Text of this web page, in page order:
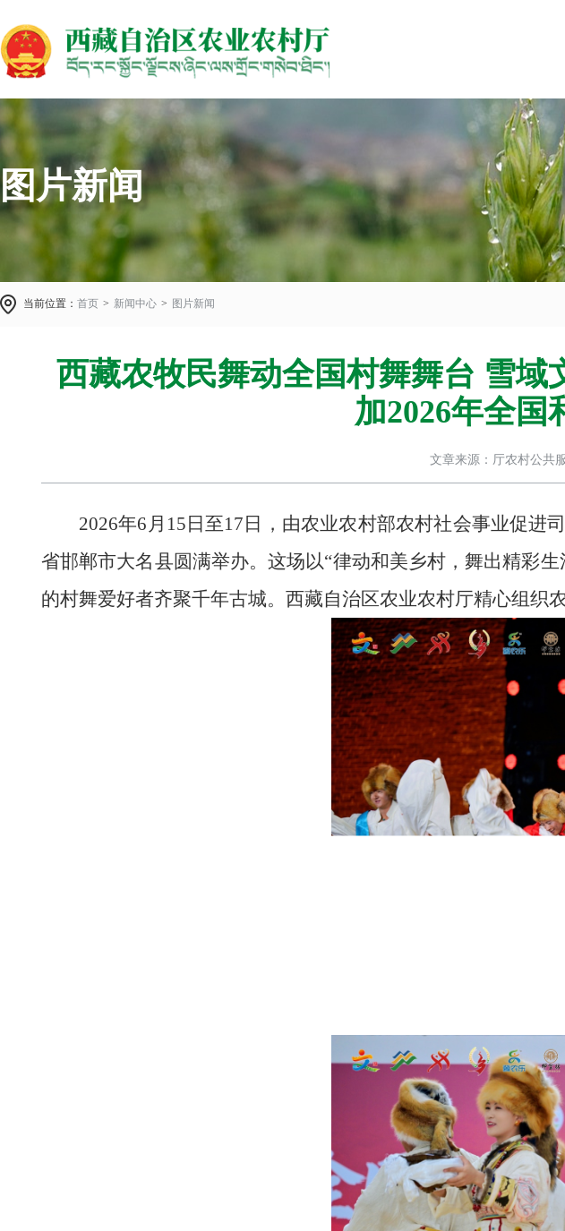
图片新闻
当前位置： 首页 > 新闻中心 > 图片新闻
西藏农牧民舞动全国村舞舞台 雪
加2026年全国
文章来源：厅农村公共
2026年6月15日至17日，由农业农村部农村社会事业促进
省邯郸市大名县圆满举办。这场以“律动和美乡村，舞出精彩
的村舞爱好者齐聚千年古城。西藏自治区农业农村厅精心组织